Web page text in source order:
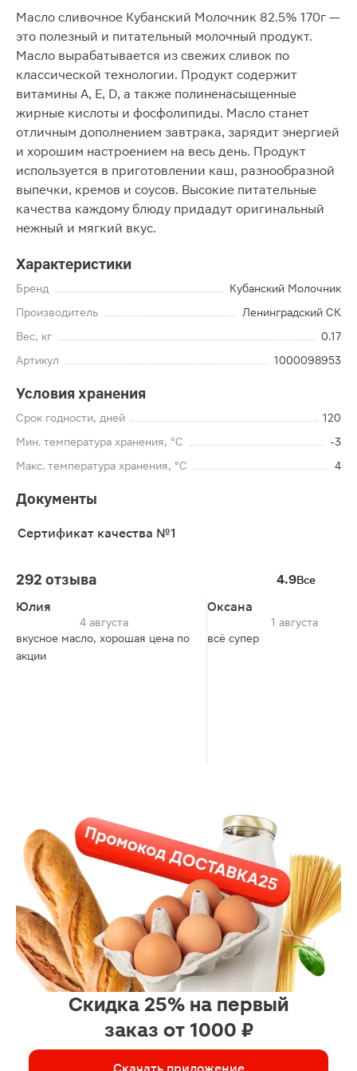
Масло сливочное Кубанский Молочник 82.5% 170г —
это полезный и питательный молочный продукт.
Масло вырабатывается из свежих сливок по
классической технологии. Продукт содержит
витамины А, Е, D, а также полиненасыщенные
жирные кислоты и фосфолипиды. Масло станет
отличным дополнением завтрака, зарядит энергией
и хорошим настроением на весь день. Продукт
используется в приготовлении каш, разнообразной
выпечки, кремов и соусов. Высокие питательные
качества каждому блюду придадут оригинальный
нежный и мягкий вкус.
Характеристики
Бренд
Кубанский Молочник
Производитель
Ленинградский СК
Вес, кг
0.17
Артикул
1000098953
Условия хранения
Срок годности, дней
120
Мин. температура хранения, °C
-3
Макс. температура хранения, °C
4
Документы
Сертификат качества №1
292 отзыва 4.9Все
Юлия
4 августа
вкусное масло, хорошая цена по
акции
Оксана
1 августа
всё супер
Скидка 25% на первый
заказ от 1000 ₽
Скачать приложение